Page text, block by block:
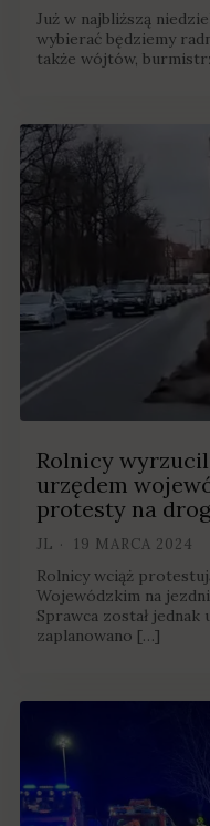
Już w najbliższą
wybierać będziemy
także wójtów,
Rolnicy
urzędem
protesty na
JL 19 MARCA 2024
Rolnicy wciąż
Wojewódzkim na
Sprawca został jednak
zaplanowano […]